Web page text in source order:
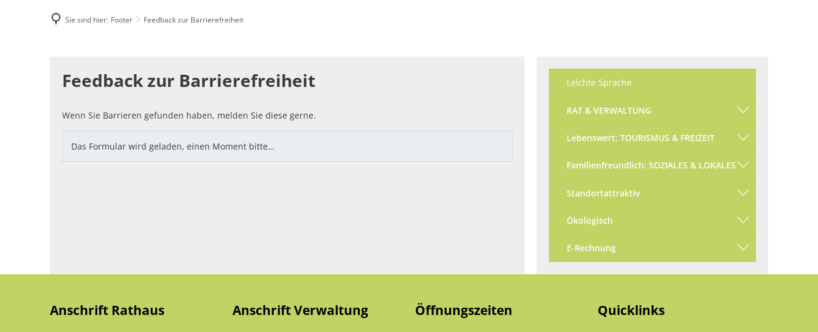
E-Rechnung
Sie sind hier: Footer Feedback zur Barrierefreiheit
Barrierefreiheit
Feedback zur Barrierefreiheit
Wenn Sie Barrieren gefunden haben, melden Sie diese gerne.
Das Formular wird geladen, einen Moment bitte…
Leichte Sprache
RAT & VERWALTUNG
Lebenswert: TOURISMUS & FREIZEIT
Familienfreundlich: SOZIALES & LOKALES
Standortattraktiv
Ökologisch
E-Rechnung
Anschrift Rathaus Anschrift Verwaltung Öffnungszeiten Quicklinks